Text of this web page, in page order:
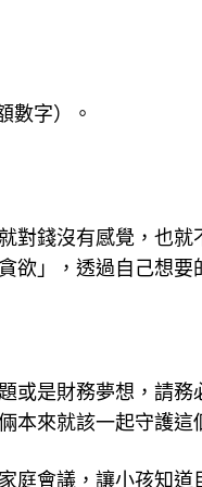
數字）。
對錢沒有感覺，也
欲」，透過自己想要
或是財務夢想，請
本來就該一起守護
庭會議，讓小孩知